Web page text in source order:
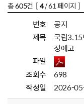
총605건 [4/ 61 페이지 ]
번호
공지
제목
국립3.15
정예고
파일
조회수
698
작성일
2026-